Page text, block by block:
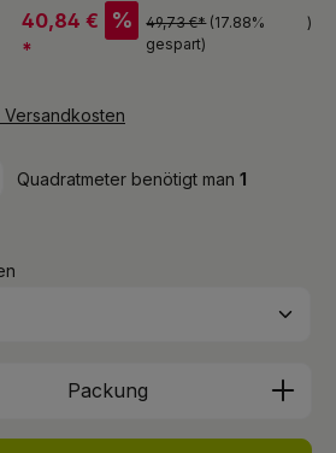
40,84 €
*
% 49,73 €* (17.88%
gespart)
)
Versandkosten
Quadratmeter benötigt man 1
Gib den
Packung